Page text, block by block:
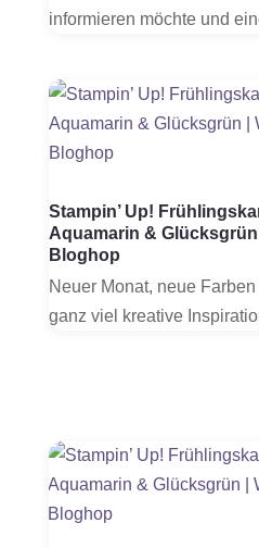
informieren möchte und
Stampin’ Up!
Aquamarin &
Bloghop
Neuer Monat, neue
ganz viel kreative